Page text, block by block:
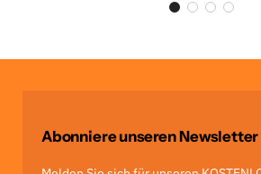
Abonniere unseren Newsletter